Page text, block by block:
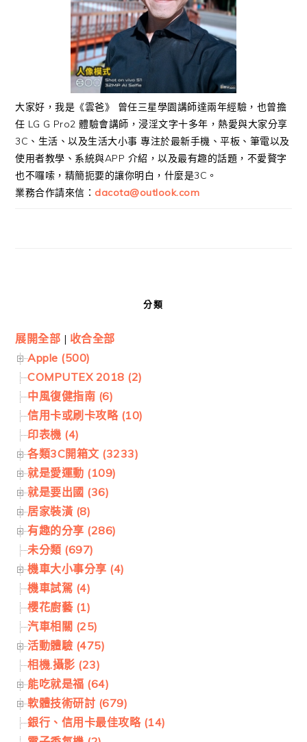
大家好，我是《雲爸》 曾任三星學園講師達兩年經驗，也曾擔
任 LG G Pro2 體驗會講師，浸淫文字十多年，熱愛與大家分享
3C、生活、以及生活大小事 專注於最新手機、平板、筆電以及
使用者教學、系統與APP 介紹，以及最有趣的話題，不愛贅字
也不囉嗦，精簡扼要的讓你明白，什麼是3C。
業務合作請來信： dacota@outlook.com
分類
展開全部 | 收合全部
Apple (500)
COMPUTEX 2018 (2)
中風復健指南 (6)
信用卡或刷卡攻略 (10)
印表機 (4)
各類3C開箱文 (3233)
就是愛運動 (109)
就是要出國 (36)
居家裝潢 (8)
有趣的分享 (286)
未分類 (697)
機車大小事分享 (4)
機車試駕 (4)
櫻花廚藝 (1)
汽車相關 (25)
活動體驗 (475)
相機.攝影 (23)
能吃就是福 (64)
軟體技術研討 (679)
銀行、信用卡最佳攻略 (14)